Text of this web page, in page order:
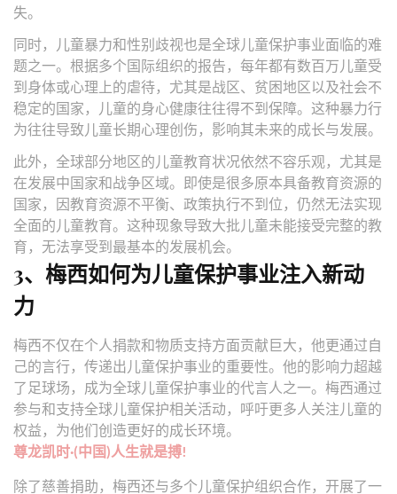
失。
同时，儿童暴力和性别歧视也是全球儿童保护事业面临的难
题之一。根据多个国际组织的报告，每年都有数百万儿童受
到身体或心理上的虐待，尤其是战区、贫困地区以及社会不
稳定的国家，儿童的身心健康往往得不到保障。这种暴力行
为往往导致儿童长期心理创伤，影响其未来的成长与发展。
此外，全球部分地区的儿童教育状况依然不容乐观，尤其是
在发展中国家和战争区域。即使是很多原本具备教育资源的
国家，因教育资源不平衡、政策执行不到位，仍然无法实现
全面的儿童教育。这种现象导致大批儿童未能接受完整的教
育，无法享受到最基本的发展机会。
3、梅西如何为儿童保护事业注入新动
力
梅西不仅在个人捐款和物质支持方面贡献巨大，他更通过自
己的言行，传递出儿童保护事业的重要性。他的影响力超越
了足球场，成为全球儿童保护事业的代言人之一。梅西通过
参与和支持全球儿童保护相关活动，呼吁更多人关注儿童的
权益，为他们创造更好的成长环境。
尊龙凯时·(中国)人生就是搏!
除了慈善捐助，梅西还与多个儿童保护组织合作，开展了一